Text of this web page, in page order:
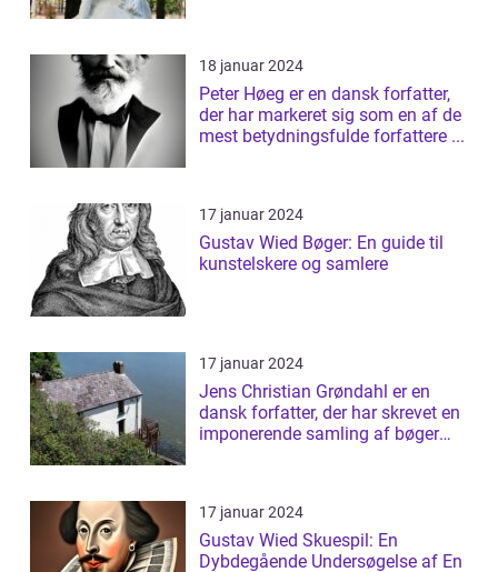
18 januar 2024
Peter Høeg er en dansk forfatter,
der har markeret sig som en af de
mest betydningsfulde forfattere ...
17 januar 2024
Gustav Wied Bøger: En guide til
kunstelskere og samlere
17 januar 2024
Jens Christian Grøndahl er en
dansk forfatter, der har skrevet en
imponerende samling af bøger
17 januar 2024
Gustav Wied Skuespil: En
Dybdegående Undersøgelse af En